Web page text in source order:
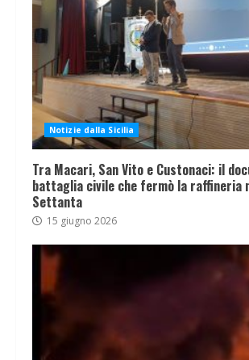
Notizie dalla Sicilia
Tra Macari, San Vito e Custonaci: il
battaglia civile che fermò la raffineria
Settanta
15 giugno 2026